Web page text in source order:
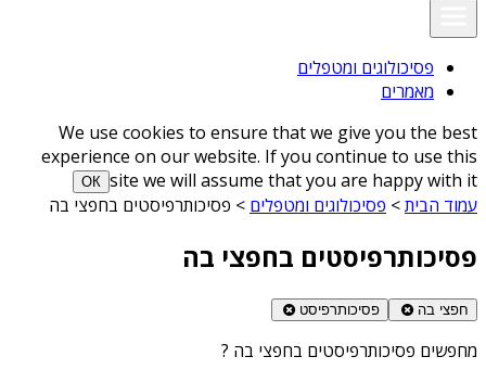
פסיכולוגים ומטפלים
מאמרים
We use cookies to ensure that we give you the best
experience on our website. If you continue to use this
site we will assume that you are happy with it
ОК
עמוד הבית> פסיכולוגים ומטפלים > פסיכותרפיסטים בחפצי בה
פסיכותרפיסטים בחפצי בה
חפצי בה פסיכותרפיסט
מחפשים פסיכותרפיסטים בחפצי בה ?